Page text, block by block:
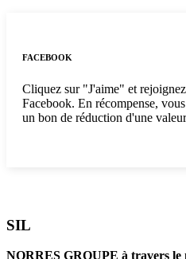
FACEBOOK
Cliquez sur "J'aime" et
Facebook. En récompense,
un bon de réduction d'une
SIL
NORRES GROUPE à travers le